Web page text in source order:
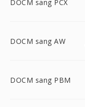
DOCM sang PCX
DOCM sang AW
DOCM sang PBM